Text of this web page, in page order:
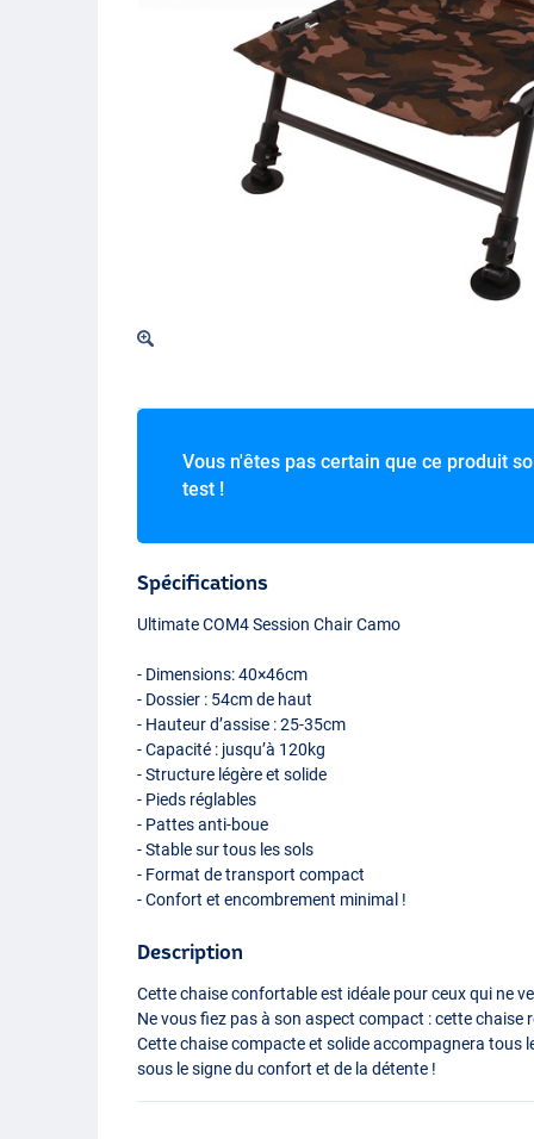
Vous n'êtes pas certain que ce produit
test !
Spécifications
Ultimate COM4 Session Chair Camo
- Dimensions: 40×46cm
- Dossier : 54cm de haut
- Hauteur d’assise : 25-35cm
- Capacité : jusqu’à 120kg
- Structure légère et solide
- Pieds réglables
- Pattes anti-boue
- Stable sur tous les sols
- Format de transport compact
- Confort et encombrement minimal !
Description
Cette chaise confortable est idéale pour ceux qui ne
Ne vous fiez pas à son aspect compact : cette
Cette chaise compacte et solide accompagnera tous
sous le signe du confort et de la détente !